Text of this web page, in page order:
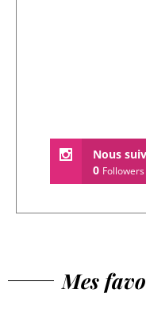
Nous
0 Followers
Mes